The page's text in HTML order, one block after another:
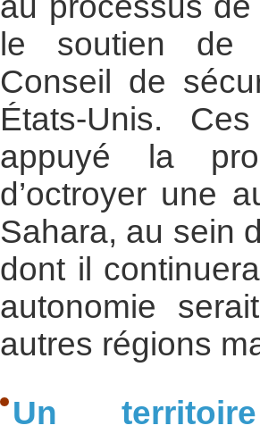
le soutien de
Conseil de
États-Unis.
appuyé la
d’octroyer une
Sahara, au sein
dont il
autonomie
autres régions
Un